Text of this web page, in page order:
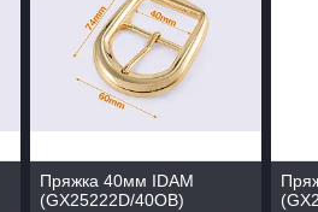
Пряжка 40мм IDAM
(GX25222D/40OB)